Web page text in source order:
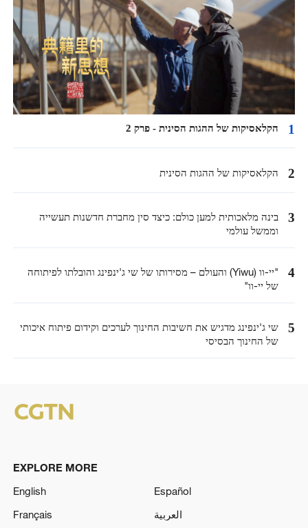
1 הקלאסיקות של ההגות הסינית - פרק 2
2 הקלאסיקות של ההגות הסינית
3
בינה מלאכותית למען כולם: כיצד סין מחברת חדשנות תעשייה
וממשל עולמי
4
"יי-וו (Yiwu) והעולם – מסירותו של שי ג'ינפינג והובלתו לפיתוחה
של יי-וו"
5
שי ג'ינפינג מדגיש את חשיבות החינוך לערכים וקידום פיתוח איכותי
של החינוך הבסיסי
EXPLORE MORE
English
Español
Français
العربية